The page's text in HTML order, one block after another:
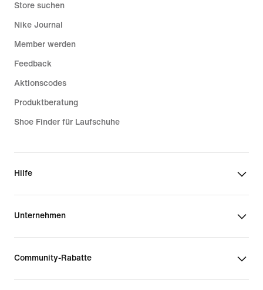
Store suchen
Nike Journal
Member werden
Feedback
Aktionscodes
Produktberatung
Shoe Finder für Laufschuhe
Hilfe
Unternehmen
Community-Rabatte